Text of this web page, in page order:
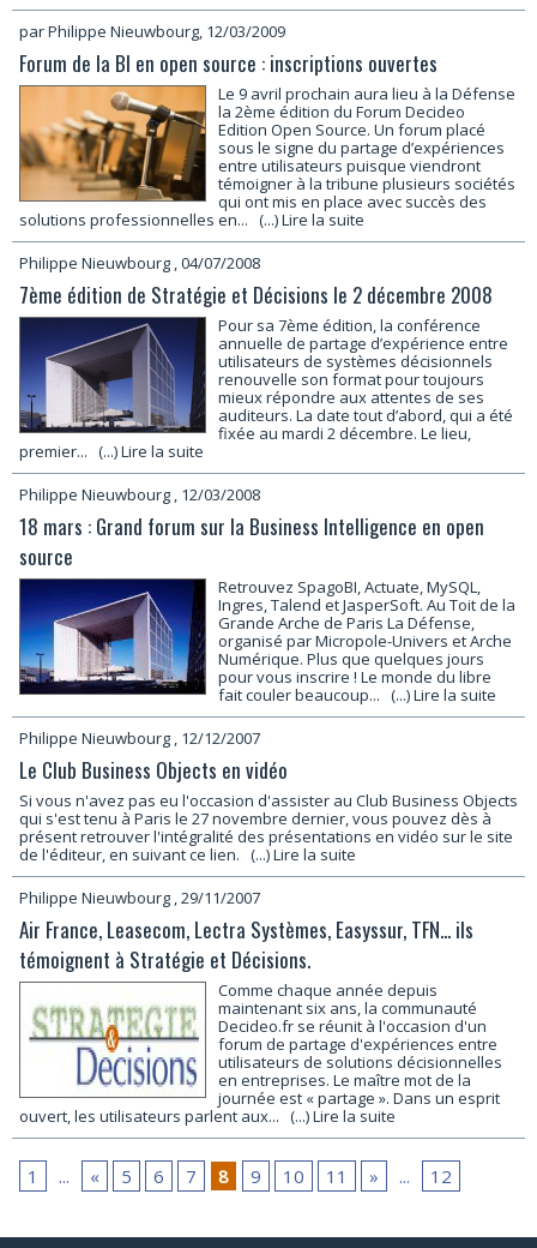
par Philippe Nieuwbourg, 12/03/2009
Forum de la BI en open source : inscriptions ouvertes
Le 9 avril prochain aura lieu à la Défense
la 2ème édition du Forum Decideo
Edition Open Source. Un forum placé
sous le signe du partage d’expériences
entre utilisateurs puisque viendront
témoigner à la tribune plusieurs sociétés
qui ont mis en place avec succès des
solutions professionnelles en... (...) Lire la suite
Philippe Nieuwbourg , 04/07/2008
7ème édition de Stratégie et Décisions le 2 décembre 2008
Pour sa 7ème édition, la conférence
annuelle de partage d’expérience entre
utilisateurs de systèmes décisionnels
renouvelle son format pour toujours
mieux répondre aux attentes de ses
auditeurs. La date tout d’abord, qui a été
fixée au mardi 2 décembre. Le lieu,
premier... (...) Lire la suite
Philippe Nieuwbourg , 12/03/2008
18 mars : Grand forum sur la Business Intelligence en open
source
Retrouvez SpagoBI, Actuate, MySQL,
Ingres, Talend et JasperSoft. Au Toit de la
Grande Arche de Paris La Défense,
organisé par Micropole-Univers et Arche
Numérique. Plus que quelques jours
pour vous inscrire ! Le monde du libre
fait couler beaucoup... (...) Lire la suite
Philippe Nieuwbourg , 12/12/2007
Le Club Business Objects en vidéo
Si vous n'avez pas eu l'occasion d'assister au Club Business Objects
qui s'est tenu à Paris le 27 novembre dernier, vous pouvez dès à
présent retrouver l'intégralité des présentations en vidéo sur le site
de l'éditeur, en suivant ce lien. (...) Lire la suite
Philippe Nieuwbourg , 29/11/2007
Air France, Leasecom, Lectra Systèmes, Easyssur, TFN... ils
témoignent à Stratégie et Décisions.
Comme chaque année depuis
maintenant six ans, la communauté
Decideo.fr se réunit à l'occasion d'un
forum de partage d'expériences entre
utilisateurs de solutions décisionnelles
en entreprises. Le maître mot de la
journée est « partage ». Dans un esprit
ouvert, les utilisateurs parlent aux... (...) Lire la suite
1 ... « 5 6 7 8 9 10 11 » ... 12